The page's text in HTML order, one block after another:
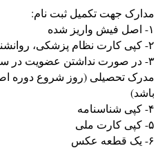
مدارک جهت تکمیل ثبت نام:
۱- اصل فیش واریز شده
۲- کپی کارت نظام پزشکی، روانشناسی، ...
۳- در صورت نداشتن عضویت در
مدرک تحصیلی (روز شروع دوره
باشد)
۴- کپی شناسنامه
۵- کپی کارت ملی
۶- یک قطعه عکس